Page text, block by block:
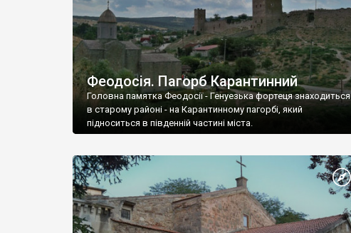
Феодосія. Пагорб Карантинний
Головна памятка Феодосії - Генуезька фортеця знаходиться
в старому районі - на Карантинному пагорбі, який
підноситься в південній частині міста.